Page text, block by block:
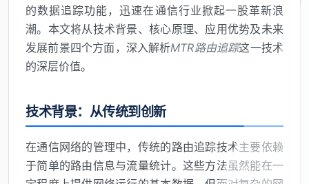
的数据追踪功能，迅速在通信行业掀起一股革新浪
潮。本文将从技术背景、核心原理、应用优势及未来
发展前景四个方面，深入解析MTR路由追踪这一技术
的深层价值。
技术背景：从传统到创新
在通信网络的管理中，传统的路由追踪技术主要依赖
于简单的路由信息与流量统计。这些方法虽然能在一